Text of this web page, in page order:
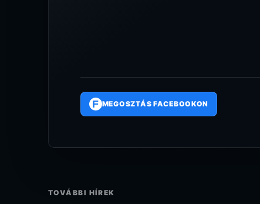
F MEGOSZTÁS FACEBOOKON
TOVÁBBI HÍREK